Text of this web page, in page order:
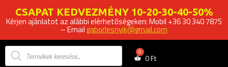
CSAPAT KEDVEZMÉNY 10-20-30-40-50%
Kérjen ajánlatot az alábbi elérhetőségeken: Mobil +36 30 340 7875
– Email gaborlesnyik@gmail.com
Products
search 0Ft